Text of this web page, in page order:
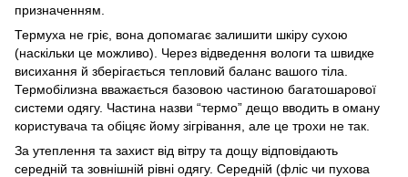
призначенням.
Термуха не гріє, вона допомагає залишити шкіру сухою
(наскільки це можливо). Через відведення вологи та швидке
висихання й зберігається тепловий баланс вашого тіла.
Термобілизна вважається базовою частиною багатошарової
системи одягу. Частина назви “термо” дещо вводить в оману
користувача та обіцяє йому зігрівання, але це трохи не так.
За утеплення та захист від вітру та дощу відповідають
середній та зовнішній рівні одягу. Середній (фліс чи пухова